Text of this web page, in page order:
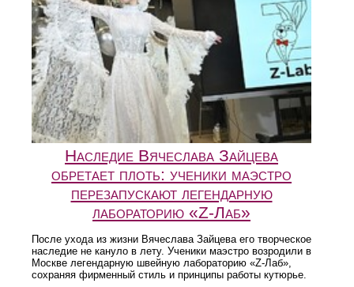
Наследие Вячеслава Зайцева
обретает плоть: ученики маэстро
перезапускают легендарную
лабораторию «Z-Лаб»
После ухода из жизни Вячеслава Зайцева его творческое
наследие не кануло в лету. Ученики маэстро возродили в
Москве легендарную швейную лабораторию «Z-Лаб»,
сохраняя фирменный стиль и принципы работы кутюрье.